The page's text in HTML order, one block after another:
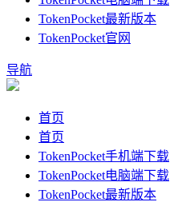
TokenPocket最新版本
TokenPocket官网
导航
首页
首页
TokenPocket手机端下载
TokenPocket电脑端下载
TokenPocket最新版本